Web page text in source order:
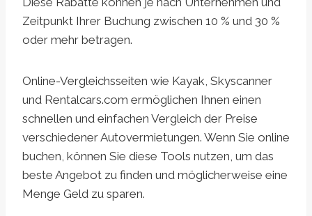
Zeitpunkt Ihrer Buchung zwischen 10 % und 30 %
oder mehr betragen.
Online-Vergleichsseiten wie Kayak, Skyscanner
und Rentalcars.com ermöglichen Ihnen einen
schnellen und einfachen Vergleich der Preise
verschiedener Autovermietungen. Wenn Sie online
buchen, können Sie diese Tools nutzen, um das
beste Angebot zu finden und möglicherweise eine
Menge Geld zu sparen.